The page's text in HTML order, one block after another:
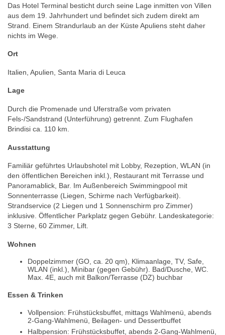
Das Hotel Terminal besticht durch seine Lage inmitten von Villen
aus dem 19. Jahrhundert und befindet sich zudem direkt am
Strand. Einem Strandurlaub an der Küste Apuliens steht daher
nichts im Wege.
Ort
Italien, Apulien, Santa Maria di Leuca
Lage
Durch die Promenade und Uferstraße vom privaten
Fels-/Sandstrand (Unterführung) getrennt. Zum Flughafen
Brindisi ca. 110 km.
Ausstattung
Familiär geführtes Urlaubshotel mit Lobby, Rezeption, WLAN (in
den öffentlichen Bereichen inkl.), Restaurant mit Terrasse und
Panoramablick, Bar. Im Außenbereich Swimmingpool mit
Sonnenterrasse (Liegen, Schirme nach Verfügbarkeit).
Strandservice (2 Liegen und 1 Sonnenschirm pro Zimmer)
inklusive. Öffentlicher Parkplatz gegen Gebühr. Landeskategorie:
3 Sterne, 60 Zimmer, Lift.
Wohnen
Doppelzimmer (GO, ca. 20 qm), Klimaanlage, TV, Safe,
WLAN (inkl.), Minibar (gegen Gebühr). Bad/Dusche, WC.
Max. 4E, auch mit Balkon/Terrasse (DZ) buchbar
Essen & Trinken
Vollpension: Frühstücksbuffet, mittags Wahlmenü, abends
2-Gang-Wahlmenü, Beilagen- und Dessertbuffet
Halbpension: Frühstücksbuffet, abends 2-Gang-Wahlmenü,